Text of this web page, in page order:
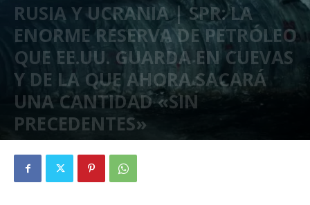
RUSIA Y UCRANIA | SPR: LA
ENORME RESERVA DE PETRÓLEO
QUE EE.UU. GUARDA EN CUEVAS
Y DE LA QUE AHORA SACARÁ
UNA CANTIDAD «SIN
PRECEDENTES»